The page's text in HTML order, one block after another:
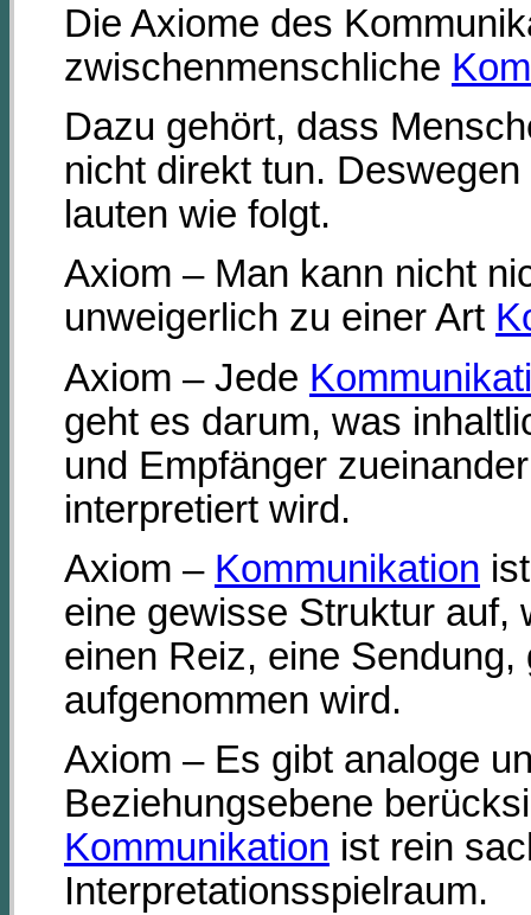
Die Axiome des
zwischenmenschliche
Dazu gehört, dass
nicht direkt tun.
lauten wie folgt.
Axiom – Man kann nicht
unweigerlich zu einer Art
Axiom – Jede
geht es darum, was
und Empfänger
interpretiert wird.
Axiom – Kommunikation
eine gewisse Struktur auf,
einen Reiz, eine
aufgenommen wird.
Axiom – Es gibt analoge
Beziehungsebene
Kommunikation ist rein
Interpretationsspielraum.